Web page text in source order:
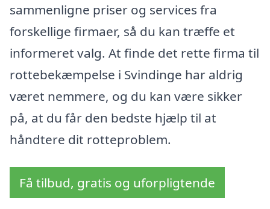
sammenligne priser og services fra
forskellige firmaer, så du kan træffe et
informeret valg. At finde det rette firma til
rottebekæmpelse i Svindinge har aldrig
været nemmere, og du kan være sikker
på, at du får den bedste hjælp til at
håndtere dit rotteproblem.
Få tilbud, gratis og uforpligtende